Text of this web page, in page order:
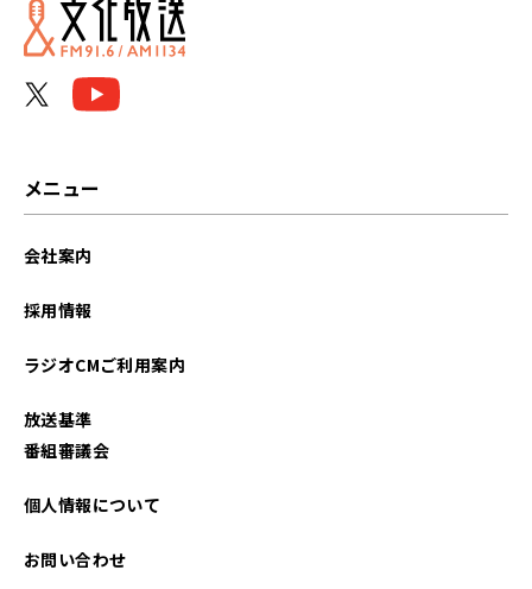
メニュー
会社案内
採用情報
ラジオCMご利用案内
放送基準
番組審議会
個人情報について
お問い合わせ